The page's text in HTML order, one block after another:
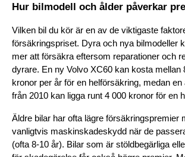
Hur bilmodell och ålder påverkar
Vilken bil du kör är en av de viktigaste
försäkringspriset. Dyra och nya bilmodeller
mer att försäkra eftersom reparationer och
dyrare. En ny Volvo XC60 kan kosta mellan
kronor per år för en helförsäkring, medan
från 2010 kan ligga runt 4 000 kronor för en
Äldre bilar har ofta lägre försäkringspremier
vanligtvis maskinskadeskydd när de
(ofta 8-10 år). Bilar som är stöldbegärliga